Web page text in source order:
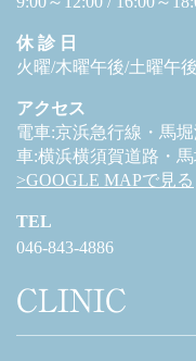
休 診 日
火曜/木曜午後/土曜午
アクセス
電車:京浜急行線・馬
車:横浜横須賀道路・
>GOOGLE MAPで見る
TEL
046-843-4886
CLINIC